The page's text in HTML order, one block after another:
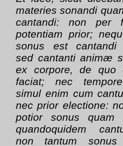
materies sonandi
cantandi: non per
potentiam prior;
sonus est cantandi
sed cantanti animæ
ex corpore, de quo
faciat; nec
simul enim cum
nec prior electione:
potior sonus quam
quandoquidem
non tantum sonus